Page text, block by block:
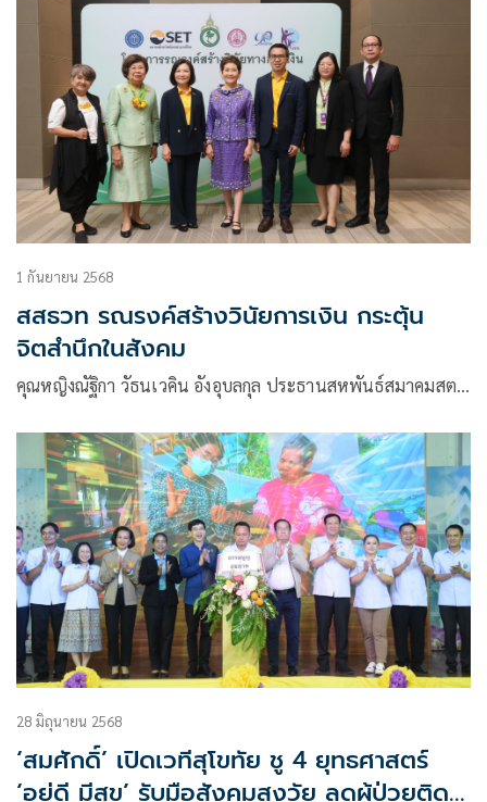
1 กันยายน 2568
สสธวท รณรงค์สร้างวินัยการเงิน กระตุ้น
จิตสำนึกในสังคม
คุณหญิงณัฐิกา วัธนเวคิน อังอุบลกุล ประธานสหพันธ์สมาคมสต…
28 มิถุนายน 2568
‘สมศักดิ์’ เปิดเวทีสุโขทัย ชู 4 ยุทธศาสตร์
‘อยู่ดี มีสุข’ รับมือสังคมสูงวัย ลดผู้ป่วยติด